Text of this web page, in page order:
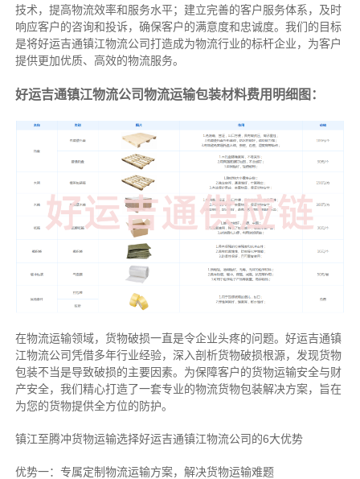
技术，提高物流效率和服务水平；建立完善的客户服务体系，及时
响应客户的咨询和投诉，确保客户的满意度和忠诚度。我们的目标
是将好运吉通镇江物流公司打造成为物流行业的标杆企业，为客户
提供更加优质、高效的物流服务。
好运吉通镇江物流公司物流运输包装材料费用明细图：
在物流运输领域，货物破损一直是令企业头疼的问题。好运吉通镇
江物流公司凭借多年行业经验，深入剖析货物破损根源，发现货物
包装不当是导致破损的主要因素。为保障客户的货物运输安全与财
产安全，我们精心打造了一套专业的物流货物包装解决方案，旨在
为您的货物提供全方位的防护。
镇江至腾冲货物运输选择好运吉通镇江物流公司的6大优势
优势一：专属定制物流运输方案，解决货物运输难题